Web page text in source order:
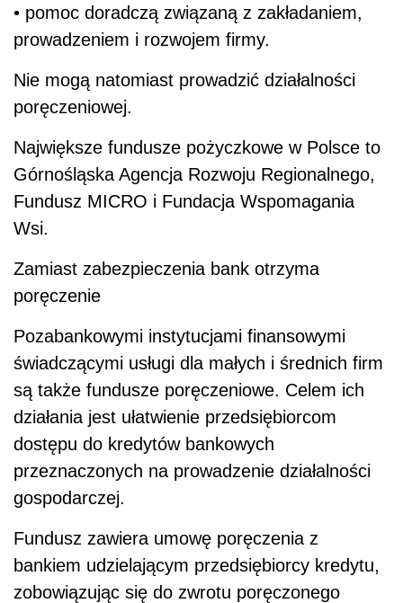
• pomoc doradczą związaną z zakładaniem,
prowadzeniem i rozwojem firmy.
Nie mogą natomiast prowadzić działalności
poręczeniowej.
Największe fundusze pożyczkowe w Polsce to
Górnośląska Agencja Rozwoju Regionalnego,
Fundusz MICRO i Fundacja Wspomagania
Wsi.
Zamiast zabezpieczenia bank otrzyma
poręczenie
Pozabankowymi instytucjami finansowymi
świadczącymi usługi dla małych i średnich firm
są także fundusze poręczeniowe. Celem ich
działania jest ułatwienie przedsiębiorcom
dostępu do kredytów bankowych
przeznaczonych na prowadzenie działalności
gospodarczej.
Fundusz zawiera umowę poręczenia z
bankiem udzielającym przedsiębiorcy kredytu,
zobowiązując się do zwrotu poręczonego